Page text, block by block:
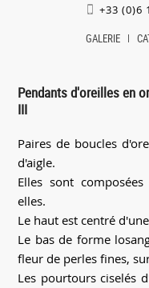
+33 (0)6
GALERIE
Pendants d'oreilles en
III
Paires de boucles
d'aigle.
Elles sont
elles.
Le haut est centré
Le bas de forme
fleur de perles fines,
Les pourtours ciselés